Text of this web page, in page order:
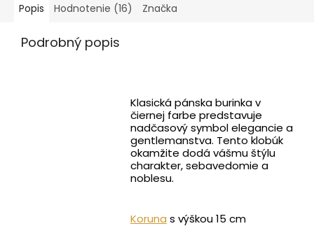
Popis Hodnotenie (16) Značka
Podrobný popis
Klasická pánska burinka v
čiernej farbe predstavuje
nadčasový symbol elegancie a
gentlemanstva. Tento klobúk
okamžite dodá vášmu štýlu
charakter, sebavedomie a
noblesu.
Koruna s výškou 15 cm